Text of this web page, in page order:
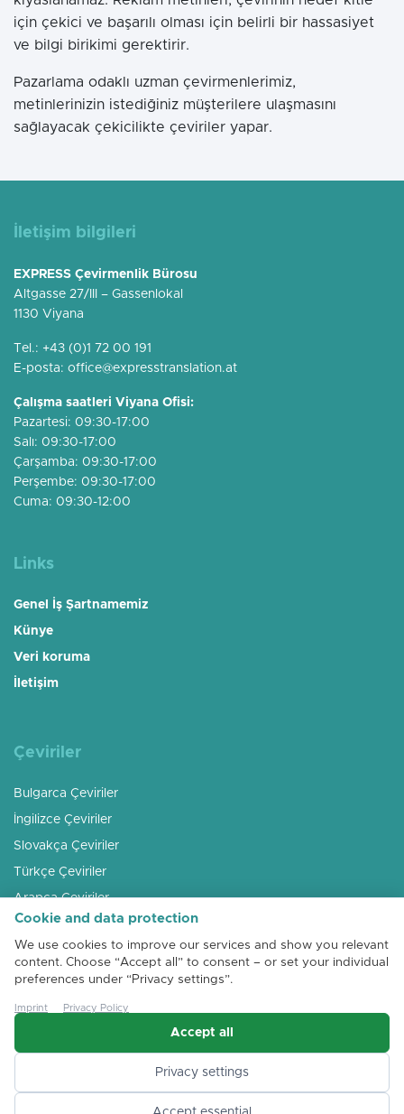
için çekici ve başarılı olması için belirli bir hassasiyet
ve bilgi birikimi gerektirir.
Pazarlama odaklı uzman çevirmenlerimiz,
metinlerinizin istediğiniz müşterilere ulaşmasını
sağlayacak çekicilikte çeviriler yapar.
İletişim bilgileri
EXPRESS Çevirmenlik Bürosu
Altgasse 27/III – Gassenlokal
1130 Viyana
Tel.: +43 (0)1 72 00 191
E-posta: office@expresstranslation.at
Çalışma saatleri Viyana Ofisi:
Pazartesi: 09:30-17:00
Salı: 09:30-17:00
Çarşamba: 09:30-17:00
Perşembe: 09:30-17:00
Cuma: 09:30-12:00
Links
Genel İş Şartnamemiz
Künye
Veri koruma
İletişim
Çeviriler
Bulgarca Çeviriler
İngilizce Çeviriler
Slovakça Çeviriler
Türkçe Çeviriler
Arapça Çeviriler
Rusça Çeviriler
Macarca Çeviriler
Romence Çeviriler
Arnavutça Çeviriler
Cookie and data protection
We use cookies to improve our services and show you relevant
content. Choose “Accept all” to consent – or set your individual
preferences under “Privacy settings”.
Imprint Privacy Policy
Privacy settings
Accept all